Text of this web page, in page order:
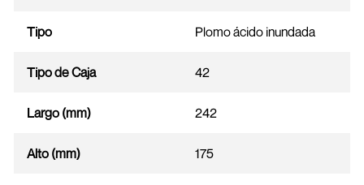
Tipo Plomo ácido inundada
Tipo de Caja 42
Largo (mm) 242
Alto (mm) 175